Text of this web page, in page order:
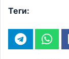
Теги: